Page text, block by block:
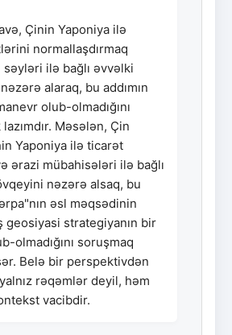
Çinin Yaponiya ilə
normallaşdırmaq
ilə bağlı əvvəlki
alaraq, bu addımın
olub-olmadığını
Məsələn, Çin
Yaponiya ilə ticarət
ərazi mübahisələri ilə bağlı
nəzərə alsaq, bu
əsl məqsədinin
geosiyasi strategiyanın bir
olmadığını soruşmaq
Belə bir perspektivdən
rəqəmlər deyil, həm
vacibdir.